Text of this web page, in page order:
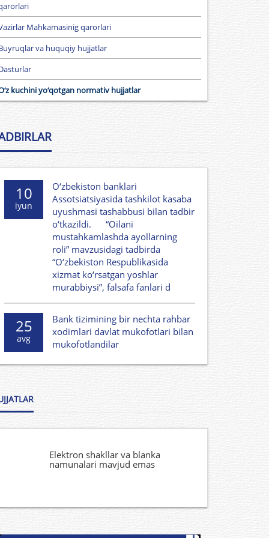
Mahkamasinig qarorlari
va huquqiy hujjatlar
kuchini yo‘qotgan normativ hujjatlar
10
iyun
O‘zbekiston banklari
Assotsiatsiyasida tashkilot kasaba
uyushmasi tashabbusi bilan tadbir
o‘tkazildi. “Oilani
mustahkamlashda ayollarning
roli” mavzusidagi tadbirda
“O‘zbekiston Respublikasida
xizmat ko‘rsatgan yoshlar
murabbiysi”, falsafa fanlari d
25
avg
Bank tizimining bir nechta rahbar
xodimlari davlat mukofotlari bilan
mukofotlandilar
Elektron shakllar va blanka
namunalari mavjud emas